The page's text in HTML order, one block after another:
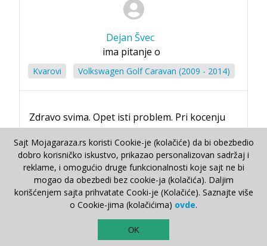
Dejan Švec
ima pitanje o
Kvarovi Volkswagen Golf Caravan (2009 - 2014)
Zdravo svima. Opet isti problem. Pri kocenju
mi je volat treso. Bio u servisu zamenio
diskove pakne. Posle 15 000km isti problem.
Otiso u drugi servis kazu diskove. Zamenim
opet diskove (stavio kvalitetnije) evo nijo
proslo 5000km i opet trese pri kocenju. Da
napomenem kad sa zamenio diskove nije
treslo ali posle odredjenog vremena opet
Sajt Mojagaraza.rs koristi Cookie-je (kolačiće) da bi obezbedio
dobro korisničko iskustvo, prikazao personalizovan sadržaj i
reklame, i omogućio druge funkcionalnosti koje sajt ne bi
mogao da obezbedi bez cookie-ja (kolačića). Daljim
korišćenjem sajta prihvatate Cooki-je (Kolačiće). Saznajte više
o Cookie-jima (kolačićima) ovde.
OK